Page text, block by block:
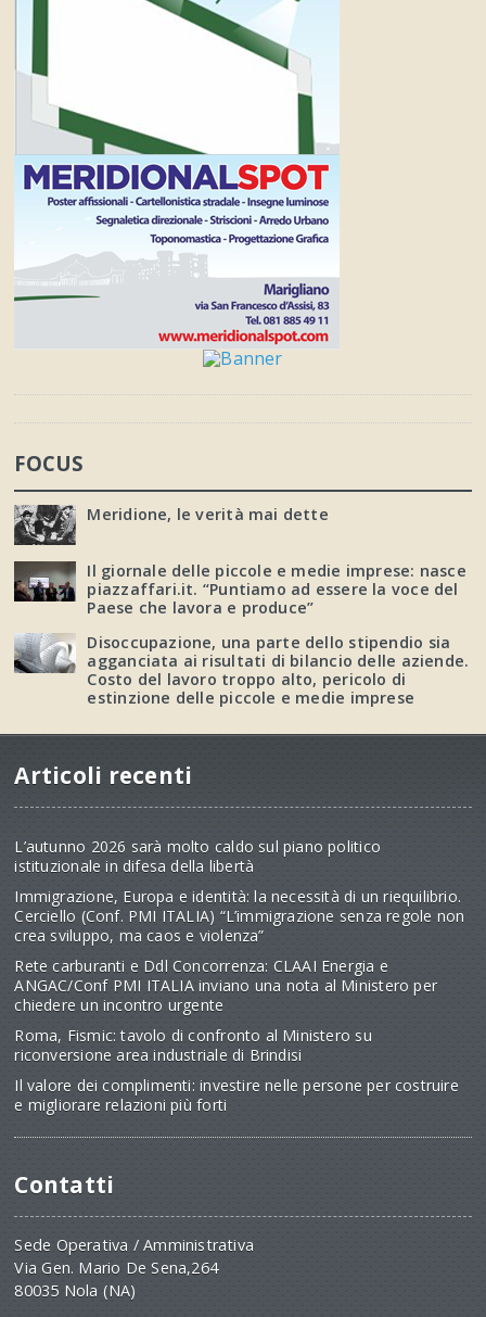
FOCUS
Meridione, le verità mai dette
Il giornale delle piccole e medie imprese: nasce
piazzaffari.it. “Puntiamo ad essere la voce del
Paese che lavora e produce”
Disoccupazione, una parte dello stipendio sia
agganciata ai risultati di bilancio delle aziende.
Costo del lavoro troppo alto, pericolo di
estinzione delle piccole e medie imprese
Articoli recenti
L’autunno 2026 sarà molto caldo sul piano politico
istituzionale in difesa della libertà
Immigrazione, Europa e identità: la necessità di un riequilibrio.
Cerciello (Conf. PMI ITALIA) “L’immigrazione senza regole non
crea sviluppo, ma caos e violenza”
Rete carburanti e Ddl Concorrenza: CLAAI Energia e
ANGAC/Conf PMI ITALIA inviano una nota al Ministero per
chiedere un incontro urgente
Roma, Fismic: tavolo di confronto al Ministero su
riconversione area industriale di Brindisi
Il valore dei complimenti: investire nelle persone per costruire
e migliorare relazioni più forti
Contatti
Sede Operativa / Amministrativa
Via Gen. Mario De Sena,264
80035 Nola (NA)